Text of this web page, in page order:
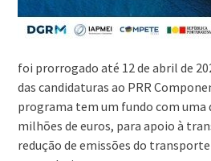
foi prorrogado até 12 de abril de
das candidaturas ao PRR
programa tem um fundo com uma
milhões de euros, para apoio à
redução de emissões do